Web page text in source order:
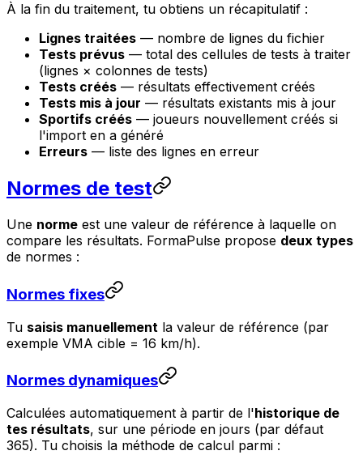
À la fin du traitement, tu obtiens un récapitulatif :
Lignes traitées — nombre de lignes du fichier
Tests prévus — total des cellules de tests à traiter
(lignes × colonnes de tests)
Tests créés — résultats effectivement créés
Tests mis à jour — résultats existants mis à jour
Sportifs créés — joueurs nouvellement créés si
l'import en a généré
Erreurs — liste des lignes en erreur
Normes de test
Une norme est une valeur de référence à laquelle on
compare les résultats. FormaPulse propose deux types
de normes :
Normes fixes
Tu saisis manuellement la valeur de référence (par
exemple VMA cible = 16 km/h).
Normes dynamiques
Calculées automatiquement à partir de l'historique de
tes résultats, sur une période en jours (par défaut
365). Tu choisis la méthode de calcul parmi :